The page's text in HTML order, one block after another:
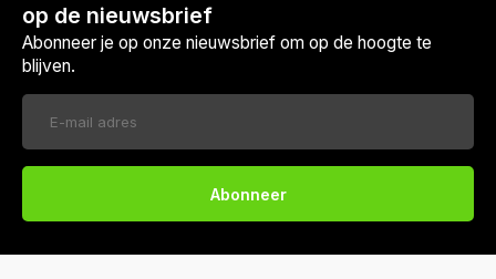
op de nieuwsbrief
Abonneer je op onze nieuwsbrief om op de hoogte te
blijven.
Abonneer